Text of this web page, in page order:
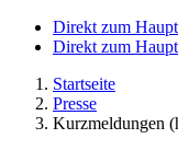
Direkt zum
Direkt zum
Startseite
Presse
Kurzmeldungen